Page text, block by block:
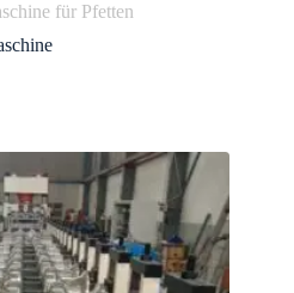
für Pfetten